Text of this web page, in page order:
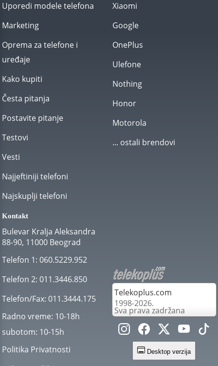
Uporedi modele telefona
Marketing
Oprema za telefone i
uređaje
Kako kupiti
Česta pitanja
Postavite pitanje
Testovi
Vesti
Najjeftiniji telefoni
Najskuplji telefoni
Xiaomi
Google
OnePlus
Ulefone
Nothing
Honor
Motorola
... ostali brendovi
Kontakt
Bulevar Kralja Aleksandra
88-90, 11000 Beograd
Telefon 1: 060.5229.952
Telefon 2: 011.3446.850
Telefon/Fax: 011.3444.175
Radno vreme: 10-18h
subotom: 10-15h
Politika Privatnosti
Telekoplus.com
1998-2026.
Sva prava zadržana
Desktop verzija